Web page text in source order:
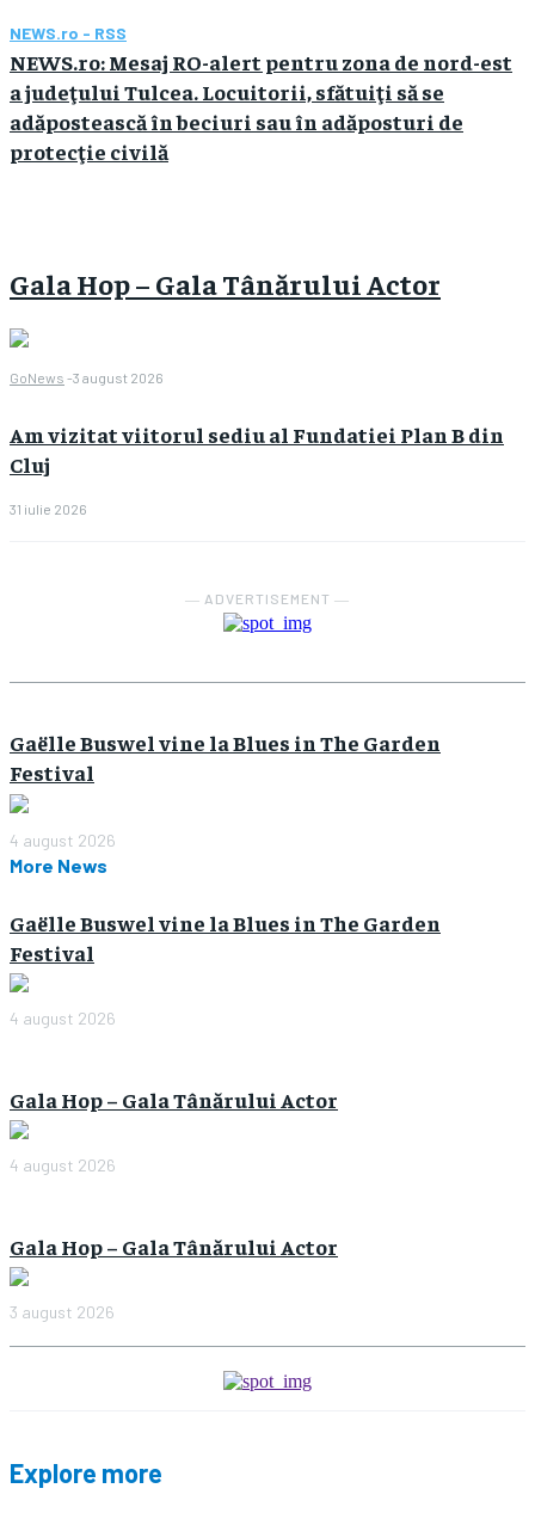
NEWS.ro - RSS
NEWS.ro: Mesaj RO-alert pentru zona de nord-est
a judeţului Tulcea. Locuitorii, sfătuiţi să se
adăpostească în beciuri sau în adăposturi de
protecţie civilă
Gala Hop – Gala Tânărului Actor
GoNews -3 august 2026
Am vizitat viitorul sediu al Fundatiei Plan B din
Cluj
31 iulie 2026
― ADVERTISEMENT ―
Gaëlle Buswel vine la Blues in The Garden
Festival
4 august 2026
More News
Gaëlle Buswel vine la Blues in The Garden
Festival
4 august 2026
Gala Hop – Gala Tânărului Actor
4 august 2026
Gala Hop – Gala Tânărului Actor
3 august 2026
Explore more